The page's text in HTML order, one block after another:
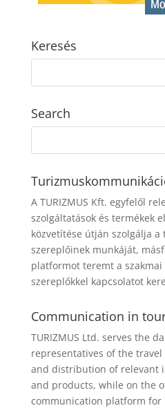
Keresés
Search
A TURIZMUS Kft. egyfelől
szolgáltatások és termékek
közvetítése útján szolgálja
szereplőinek munkáját,
platformot teremt a szakmai
szereplőkkel kapcsolatot
Communication in
TURIZMUS Ltd. serves the
representatives of the
and distribution of relevant
and products, while on the
communication platform for